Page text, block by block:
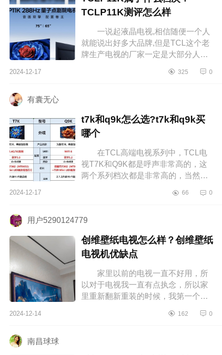
TCLP11K测评怎么样
一说起液晶电视,相信随便一个人
就能说出好多大品牌,但是TCL这个老
牌生产电视的厂家一定是大部分人心
TCLP11K属于什么档次？TCLP11K
2024-12-17 325 0
有囊无心
t7k和q9k怎么选?t7k和q9k买
哪个
在TCL高端电视系列中，TCL电
视T7K和Q9K都是呼声非常高的，这
两个系列档次都是非常高的，当然
也更高，不过很多消费者也非常疑
2024-12-17 66 0
用户5290124779
创维壁纸电视怎么样？创维壁纸
电视机优缺点
家里以前的电视一直不好用，所
以对于电视我一直有点执念，所以家
里重新翻新重装的时候，我第一个就
什么的没什么经验，所以为了用起
2024-12-14 162 0
南昌球球